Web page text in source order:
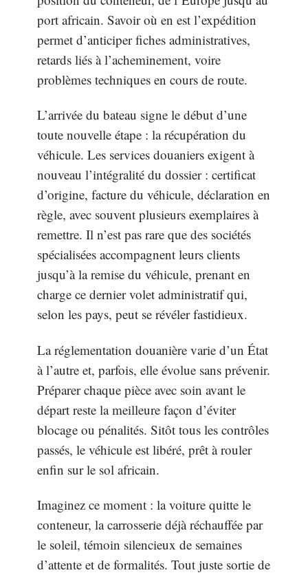
port africain. Savoir où en est l’expédition
permet d’anticiper fiches administratives,
retards liés à l’acheminement, voire
problèmes techniques en cours de route.
L’arrivée du bateau signe le début d’une
toute nouvelle étape : la récupération du
véhicule. Les services douaniers exigent à
nouveau l’intégralité du dossier : certificat
d’origine, facture du véhicule, déclaration en
règle, avec souvent plusieurs exemplaires à
remettre. Il n’est pas rare que des sociétés
spécialisées accompagnent leurs clients
jusqu’à la remise du véhicule, prenant en
charge ce dernier volet administratif qui,
selon les pays, peut se révéler fastidieux.
La réglementation douanière varie d’un État
à l’autre et, parfois, elle évolue sans prévenir.
Préparer chaque pièce avec soin avant le
départ reste la meilleure façon d’éviter
blocage ou pénalités. Sitôt tous les contrôles
passés, le véhicule est libéré, prêt à rouler
enfin sur le sol africain.
Imaginez ce moment : la voiture quitte le
conteneur, la carrosserie déjà réchauffée par
le soleil, témoin silencieux de semaines
d’attente et de formalités. Tout juste sortie de